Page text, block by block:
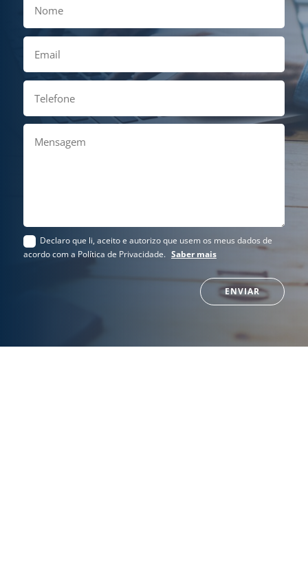
Declaro que li, aceito e autorizo que usem os meus dados de
acordo com a Política de Privacidade. Saber mais
ENVIAR